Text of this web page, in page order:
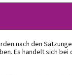
nach den
Es handelt sich bei